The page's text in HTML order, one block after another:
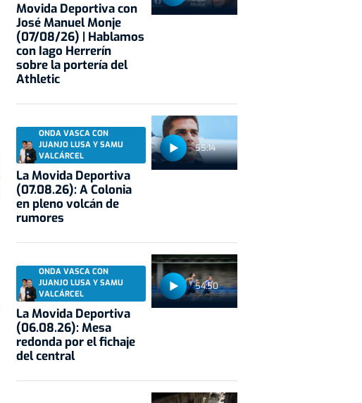
Movida Deportiva con
José Manuel Monje
(07/08/26) | Hablamos
con Iago Herrerín
sobre la portería del
Athletic
55:14
ONDA VASCA CON
JUANJO LUSA Y SAMU
VALCÁRCEL
La Movida Deportiva
(07.08.26): A Colonia
en pleno volcán de
rumores
54:50
ONDA VASCA CON
JUANJO LUSA Y SAMU
VALCÁRCEL
La Movida Deportiva
(06.08.26): Mesa
redonda por el fichaje
del central